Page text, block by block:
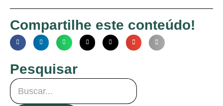
Compartilhe este conteúdo!
Pesquisar